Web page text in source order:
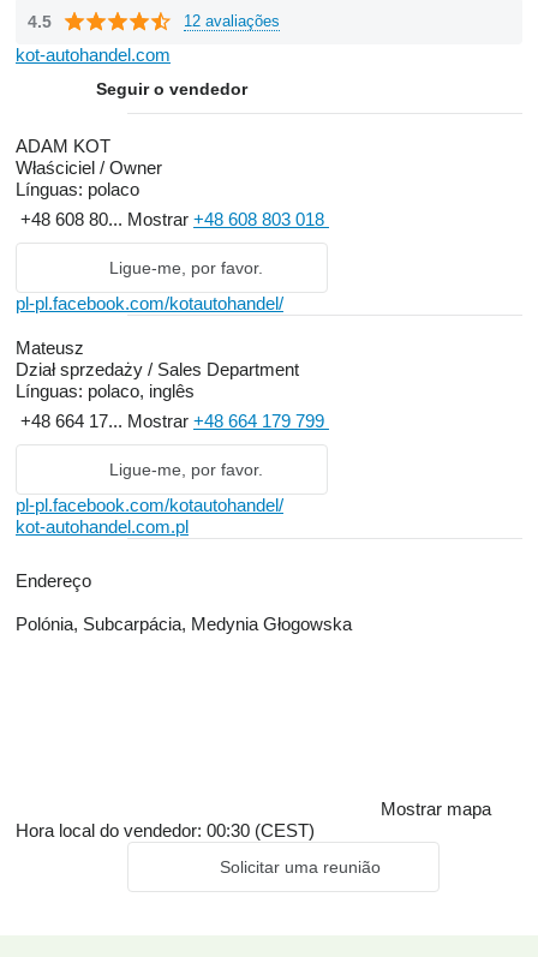
4.5 12 avaliações
kot-autohandel.com
Seguir o vendedor
ADAM KOT
Właściciel / Owner
Línguas: polaco
+48 608 80... Mostrar +48 608 803 018
Ligue-me, por favor.
pl-pl.facebook.com/kotautohandel/
Mateusz
Dział sprzedaży / Sales Department
Línguas: polaco, inglês
+48 664 17... Mostrar +48 664 179 799
Ligue-me, por favor.
pl-pl.facebook.com/kotautohandel/
kot-autohandel.com.pl
Endereço
Polónia, Subcarpácia, Medynia Głogowska
Mostrar mapa
Hora local do vendedor: 00:30 (CEST)
Solicitar uma reunião